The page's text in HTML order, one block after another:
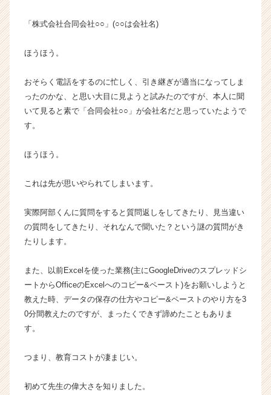
が
活
サ
イ
リ
（C
C
a
r
e
「株式会社合同会社○○」(○○は会社名)
ほうほう。
おそらく電話をするのに忙しく、引き継ぎが適当になってしま
ったのかな、と思い大目に見ようと試みたのですが、本人に聞
いて見ると素で「合同会社○○」が会社名だと思っていたようで
す。
ほうほう。
これは先が思いやられてしまいます。
実際阿部くんに質問をすると質問返しをしてきたり、見当違い
の質問をしてきたり、それなんで聞いた？という謎の質問がき
たりします。
また、以前Excelを使った業務(主にGoogleDriveのスプレッドシ
ートからOfficeのExcelへのコピー&ペースト)をお願いしようと
教えた時、データの保存の仕方やコピー&ペーストのやり方を3
0分間教えたのですが、まったくできず諦めたこともありま
す。
つまり、教育コストが凄まじい。
初めて先生の偉大さを知りました。